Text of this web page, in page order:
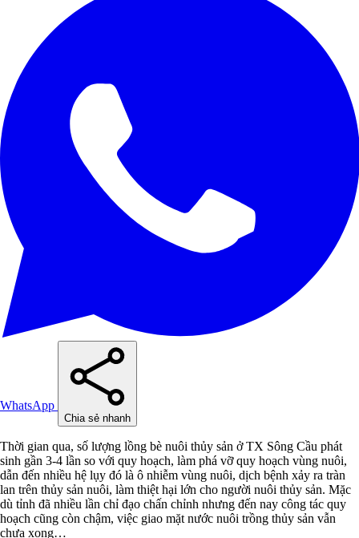
WhatsApp
Chia sẻ nhanh
Thời gian qua, số lượng lồng bè nuôi thủy sản ở TX Sông Cầu phát
sinh gần 3-4 lần so với quy hoạch, làm phá vỡ quy hoạch vùng nuôi,
dẫn đến nhiều hệ lụy đó là ô nhiễm vùng nuôi, dịch bệnh xảy ra tràn
lan trên thủy sản nuôi, làm thiệt hại lớn cho người nuôi thủy sản. Mặc
dù tỉnh đã nhiều lần chỉ đạo chấn chỉnh nhưng đến nay công tác quy
hoạch cũng còn chậm, việc giao mặt nước nuôi trồng thủy sản vẫn
chưa xong…